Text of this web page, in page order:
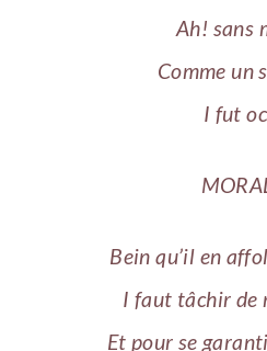
Ah! sans
Comme un
I fut
Bein qu’il en
I faut tâchir de
Et pour se